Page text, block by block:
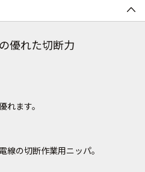
優れた切断力
れます。
線の切断作業用ニッパ。